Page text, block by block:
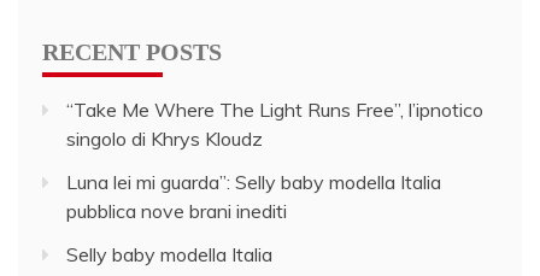
RECENT POSTS
“Take Me Where The Light Runs Free”, l’ipnotico
singolo di Khrys Kloudz
Luna lei mi guarda”: Selly baby modella Italia
pubblica nove brani inediti
Selly baby modella Italia